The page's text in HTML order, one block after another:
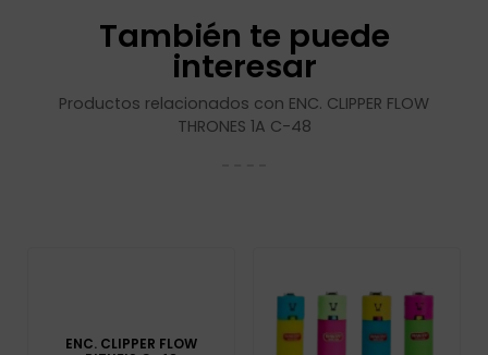
También te puede
interesar
Productos relacionados con ENC. CLIPPER FLOW
THRONES 1A C-48
ENC. CLIPPER FLOW